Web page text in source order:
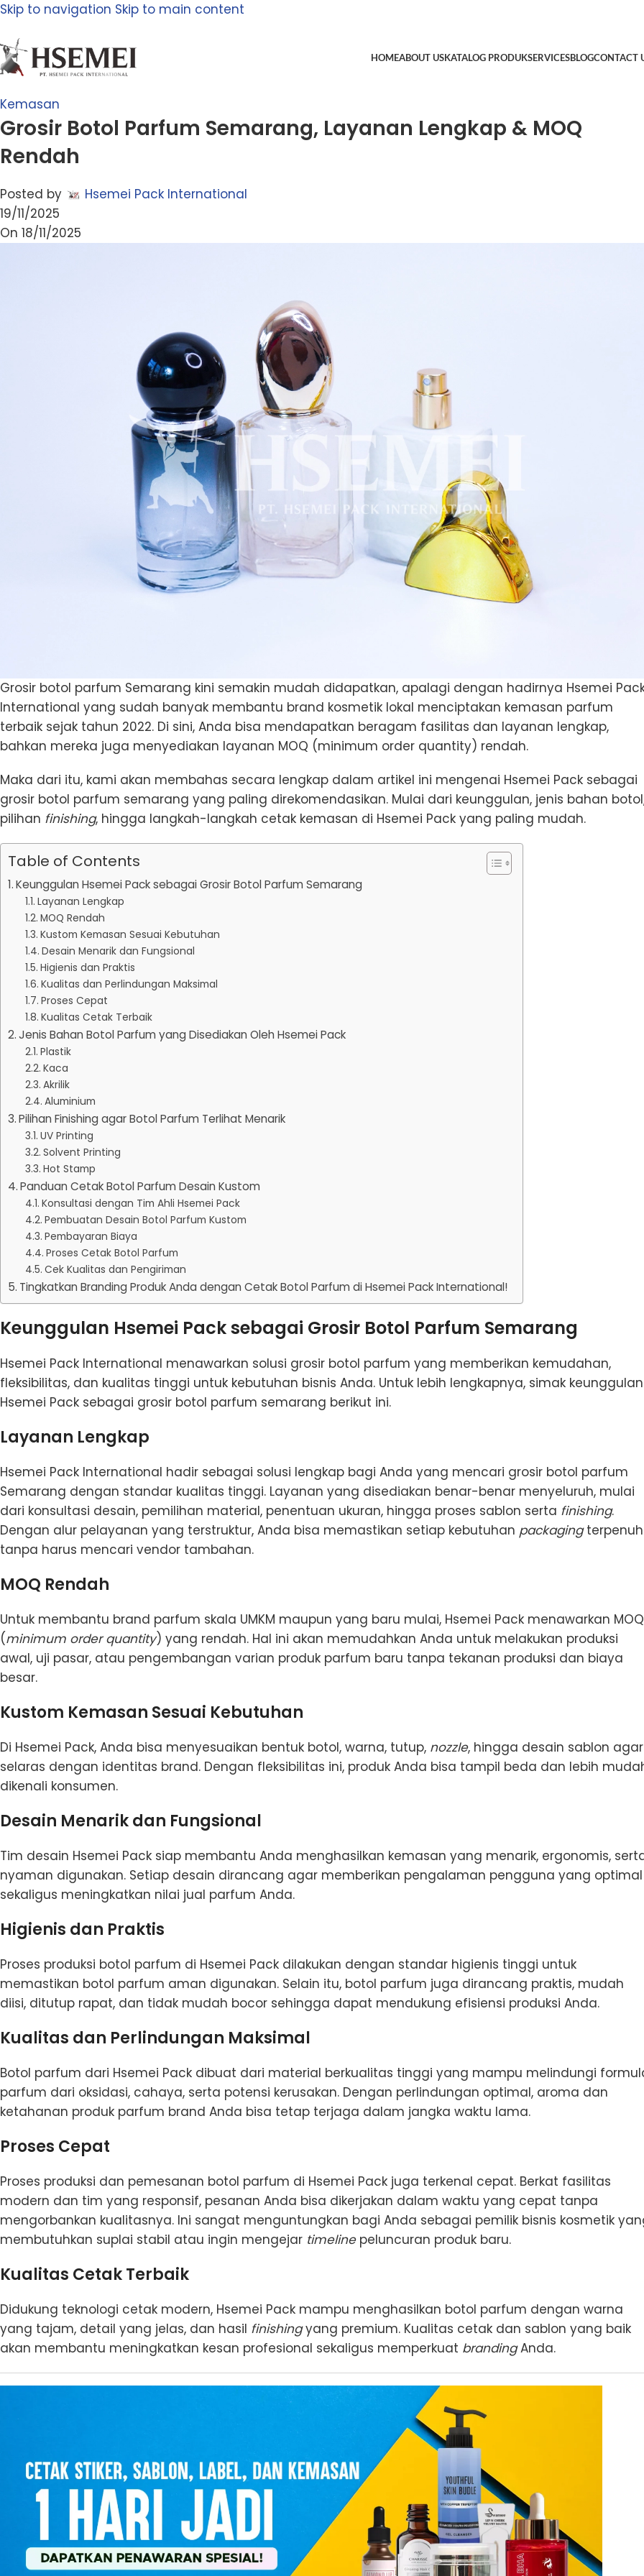
Skip to navigation Skip to main content
HOMEABOUT USKATALOG PRODUKSERVICESBLOGCONTACT
Kemasan
Grosir Botol Parfum Semarang, Layanan Lengkap & MOQ
Rendah
Posted by
Hsemei Pack International
19/11/2025
On 18/11/2025
Grosir botol parfum Semarang kini semakin mudah didapatkan, apalagi dengan hadirnya Hsemei
International yang sudah banyak membantu brand kosmetik lokal menciptakan kemasan parfum
terbaik sejak tahun 2022. Di sini, Anda bisa mendapatkan beragam fasilitas dan layanan lengkap,
bahkan mereka juga menyediakan layanan MOQ (minimum order quantity) rendah.
Maka dari itu, kami akan membahas secara lengkap dalam artikel ini mengenai Hsemei Pack sebagai
grosir botol parfum semarang yang paling direkomendasikan. Mulai dari keunggulan, jenis bahan
pilihan finishing, hingga langkah-langkah cetak kemasan di Hsemei Pack yang paling mudah.
Table of Contents
Keunggulan Hsemei Pack sebagai Grosir Botol Parfum Semarang
Layanan Lengkap
MOQ Rendah
Kustom Kemasan Sesuai Kebutuhan
Desain Menarik dan Fungsional
Higienis dan Praktis
Kualitas dan Perlindungan Maksimal
Proses Cepat
Kualitas Cetak Terbaik
Jenis Bahan Botol Parfum yang Disediakan Oleh Hsemei Pack
Plastik
Kaca
Akrilik
Aluminium
Pilihan Finishing agar Botol Parfum Terlihat Menarik
UV Printing
Solvent Printing
Hot Stamp
Panduan Cetak Botol Parfum Desain Kustom
Konsultasi dengan Tim Ahli Hsemei Pack
Pembuatan Desain Botol Parfum Kustom
Pembayaran Biaya
Proses Cetak Botol Parfum
Cek Kualitas dan Pengiriman
Tingkatkan Branding Produk Anda dengan Cetak Botol Parfum di Hsemei Pack International!
Keunggulan Hsemei Pack sebagai Grosir Botol Parfum Semarang
Hsemei Pack International menawarkan solusi grosir botol parfum yang memberikan kemudahan,
fleksibilitas, dan kualitas tinggi untuk kebutuhan bisnis Anda. Untuk lebih lengkapnya, simak keunggulan
Hsemei Pack sebagai grosir botol parfum semarang berikut ini.
Layanan Lengkap
Hsemei Pack International hadir sebagai solusi lengkap bagi Anda yang mencari grosir botol parfum
Semarang dengan standar kualitas tinggi. Layanan yang disediakan benar-benar menyeluruh, mulai
dari konsultasi desain, pemilihan material, penentuan ukuran, hingga proses sablon serta finishing.
Dengan alur pelayanan yang terstruktur, Anda bisa memastikan setiap kebutuhan packaging
tanpa harus mencari vendor tambahan.
MOQ Rendah
Untuk membantu brand parfum skala UMKM maupun yang baru mulai, Hsemei Pack menawarkan MOQ
(minimum order quantity) yang rendah. Hal ini akan memudahkan Anda untuk melakukan produksi
awal, uji pasar, atau pengembangan varian produk parfum baru tanpa tekanan produksi dan biaya
besar.
Kustom Kemasan Sesuai Kebutuhan
Di Hsemei Pack, Anda bisa menyesuaikan bentuk botol, warna, tutup, nozzle, hingga desain sablon agar
selaras dengan identitas brand. Dengan fleksibilitas ini, produk Anda bisa tampil beda dan lebih
dikenali konsumen.
Desain Menarik dan Fungsional
Tim desain Hsemei Pack siap membantu Anda menghasilkan kemasan yang menarik, ergonomis,
nyaman digunakan. Setiap desain dirancang agar memberikan pengalaman pengguna yang optimal
sekaligus meningkatkan nilai jual parfum Anda.
Higienis dan Praktis
Proses produksi botol parfum di Hsemei Pack dilakukan dengan standar higienis tinggi untuk
memastikan botol parfum aman digunakan. Selain itu, botol parfum juga dirancang praktis, mudah
diisi, ditutup rapat, dan tidak mudah bocor sehingga dapat mendukung efisiensi produksi Anda.
Kualitas dan Perlindungan Maksimal
Botol parfum dari Hsemei Pack dibuat dari material berkualitas tinggi yang mampu melindungi
parfum dari oksidasi, cahaya, serta potensi kerusakan. Dengan perlindungan optimal, aroma dan
ketahanan produk parfum brand Anda bisa tetap terjaga dalam jangka waktu lama.
Proses Cepat
Proses produksi dan pemesanan botol parfum di Hsemei Pack juga terkenal cepat. Berkat fasilitas
modern dan tim yang responsif, pesanan Anda bisa dikerjakan dalam waktu yang cepat tanpa
mengorbankan kualitasnya. Ini sangat menguntungkan bagi Anda sebagai pemilik bisnis kosmetik
membutuhkan suplai stabil atau ingin mengejar timeline peluncuran produk baru.
Kualitas Cetak Terbaik
Didukung teknologi cetak modern, Hsemei Pack mampu menghasilkan botol parfum dengan warna
yang tajam, detail yang jelas, dan hasil finishingyang premium. Kualitas cetak dan sablon yang baik
akan membantu meningkatkan kesan profesional sekaligus memperkuat brandingAnda.